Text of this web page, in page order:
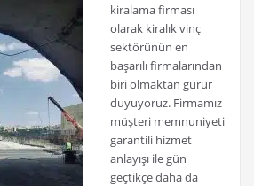
kiralama firması
olarak kiralık vinç
sektörünün en
başarılı firmalarından
biri olmaktan gurur
duyuyoruz. Firmamız
müşteri memnuniyeti
garantili hizmet
anlayışı ile gün
geçtikçe daha da